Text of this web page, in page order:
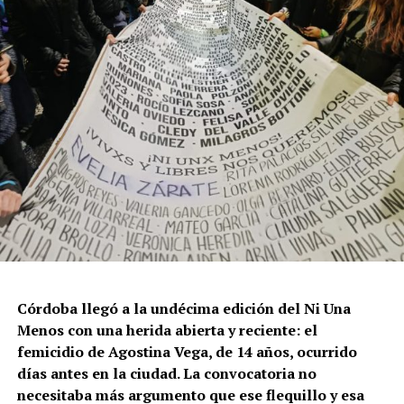
Córdoba llegó a la undécima edición del Ni Una
Menos con una herida abierta y reciente: el
femicidio de Agostina Vega, de 14 años, ocurrido
días antes en la ciudad. La convocatoria no
necesitaba más argumento que ese flequillo y esa